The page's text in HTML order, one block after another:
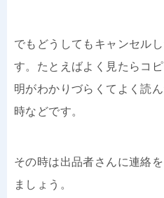
でもどうしてもキャンセル
す。たとえばよく見たらコ
明がわかりづらくてよく読
時などです。
その時は出品者さんに連絡
ましょう。